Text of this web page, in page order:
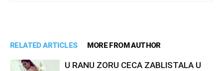
RELATED ARTICLES MORE FROM AUTHOR
U RANU ZORU CECA ZABLISTALA U